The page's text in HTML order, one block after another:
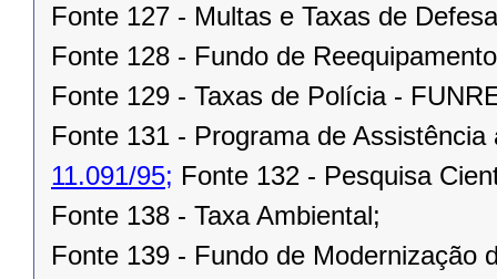
Fonte 127 - Multas e Taxas de
Fonte 128 - Fundo de
Fonte 129 - Taxas de Polícia -
Fonte 131 - Programa de
11.091/95; Fonte 132 - Pesquisa
Fonte 138 - Taxa Ambiental;
Fonte 139 - Fundo de Modernização